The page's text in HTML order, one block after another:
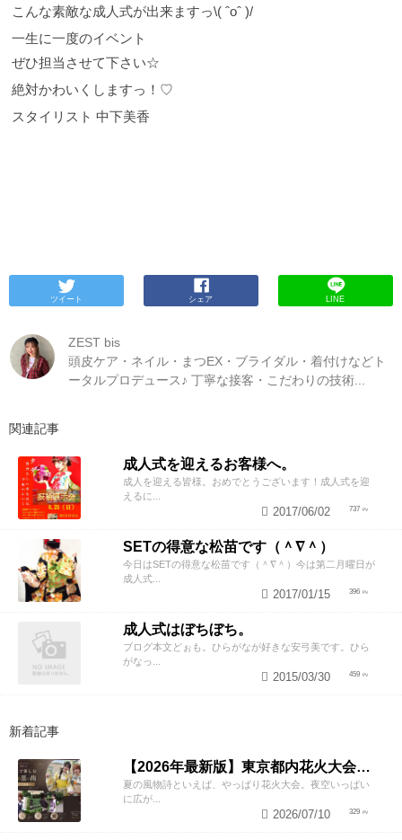
こんな素敵な成人式が出来ますっ\( ˆoˆ )/
一生に一度のイベント
ぜひ担当させて下さい☆
絶対かわいくしますっ！♡
スタイリスト 中下美香
ツイート シェア LINE
ZEST bis
頭皮ケア・ネイル・まつEX・ブライダル・着付けなどト
ータルプロデュース♪ 丁寧な接客・こだわりの技術...
関連記事
成人式を迎えるお客様へ。
成人を迎える皆様。おめでとうございます！成人式を迎
えるに...
737
2017/06/02
SETの得意な松苗です（＾∇＾）
今日はSETの得意な松苗です（＾∇＾）今は第二月曜日が
成人式...
396
2017/01/15
成人式はぼちぼち。
ブログ本文どぉも。ひらがなが好きな安弓美です。ひら
がなっ...
459
2015/03/30
新着記事
【2026年最新版】東京都内花火大会まとめ｜浴衣着付け・ヘアセットならZESTへ
夏の風物詩といえば、やっぱり花火大会。夜空いっぱい
に広が...
329
2026/07/10